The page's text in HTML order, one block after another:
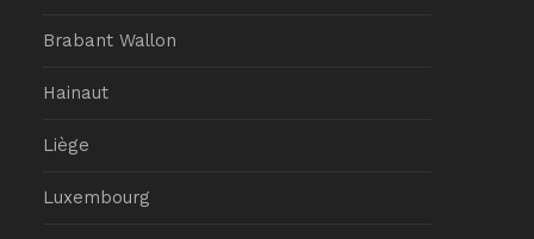
Brabant Wallon
Hainaut
Liège
Luxembourg